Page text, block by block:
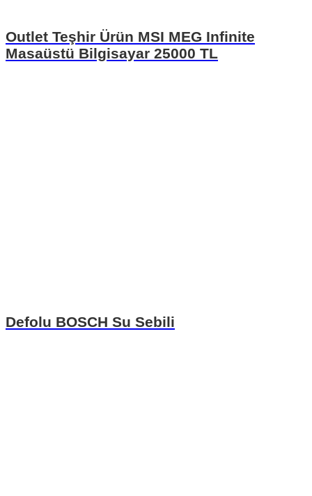
Outlet Teşhir Ürün MSI MEG Infinite
Masaüstü Bilgisayar 25000 TL
Defolu BOSCH Su Sebili